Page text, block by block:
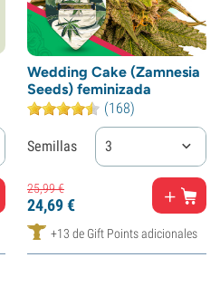
Wedding Cake (Zamnesia
Seeds) feminizada
(168)
Semillas 3
25,99€
24,69€
+13 de Gift Points adicionales